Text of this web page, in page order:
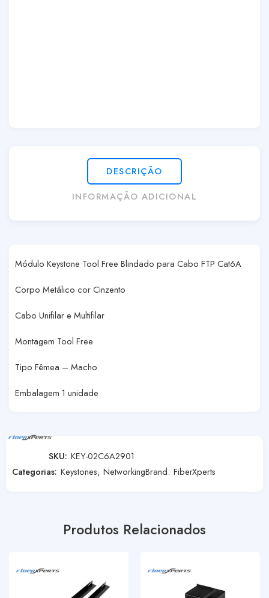
DESCRIÇÃO
INFORMAÇÃO ADICIONAL
Módulo Keystone Tool Free Blindado para Cabo FTP Cat6A
Corpo Metálico cor Cinzento
Cabo Unifilar e Multifilar
Montagem Tool Free
Tipo Fêmea – Macho
Embalagem 1 unidade
SKU: KEY-02C6A2901
Categorias: Keystones, NetworkingBrand: FiberXperts
Produtos Relacionados